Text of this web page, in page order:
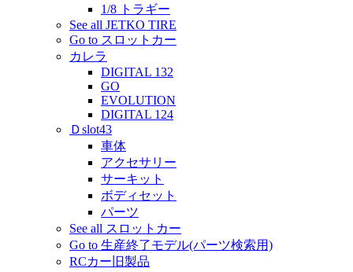
1/8 トラギー
See all JETKO TIRE
Go to スロットカー
カレラ
DIGITAL 132
GO
EVOLUTION
DIGITAL 124
Ｄslot43
車体
アクセサリー
サーキット
ボディセット
パーツ
See all スロットカー
Go to 生産終了モデル(パーツ検索用)
RCカー旧製品